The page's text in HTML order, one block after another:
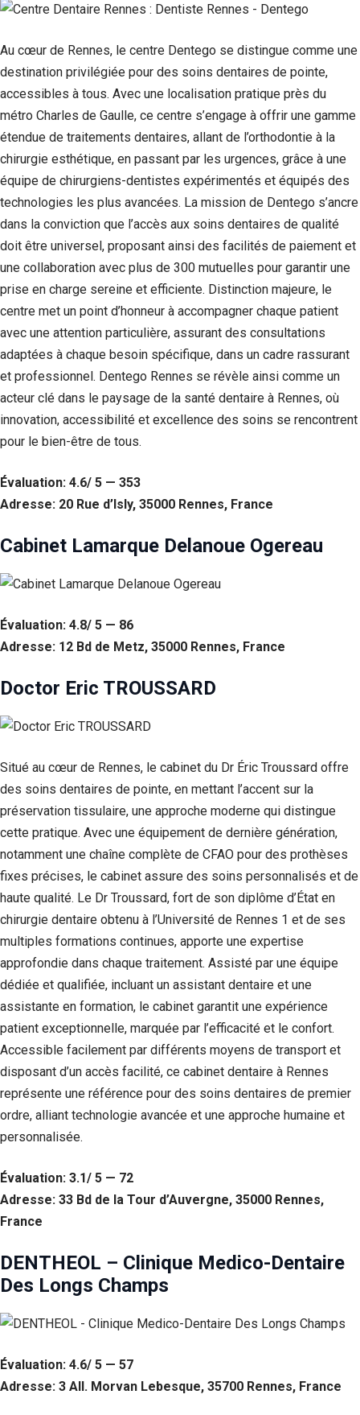
Au cœur de Rennes, le centre Dentego se distingue comme une
destination privilégiée pour des soins dentaires de pointe,
accessibles à tous. Avec une localisation pratique près du
métro Charles de Gaulle, ce centre s’engage à offrir une gamme
étendue de traitements dentaires, allant de l’orthodontie à la
chirurgie esthétique, en passant par les urgences, grâce à une
équipe de chirurgiens-dentistes expérimentés et équipés des
technologies les plus avancées. La mission de Dentego s’ancre
dans la conviction que l’accès aux soins dentaires de qualité
doit être universel, proposant ainsi des facilités de paiement et
une collaboration avec plus de 300 mutuelles pour garantir une
prise en charge sereine et efficiente. Distinction majeure, le
centre met un point d’honneur à accompagner chaque patient
avec une attention particulière, assurant des consultations
adaptées à chaque besoin spécifique, dans un cadre rassurant
et professionnel. Dentego Rennes se révèle ainsi comme un
acteur clé dans le paysage de la santé dentaire à Rennes, où
innovation, accessibilité et excellence des soins se rencontrent
pour le bien-être de tous.
Évaluation: 4.6/ 5 — 353
Adresse: 20 Rue d’Isly, 35000 Rennes, France
Cabinet Lamarque Delanoue Ogereau
Évaluation: 4.8/ 5 — 86
Adresse: 12 Bd de Metz, 35000 Rennes, France
Doctor Eric TROUSSARD
Situé au cœur de Rennes, le cabinet du Dr Éric Troussard offre
des soins dentaires de pointe, en mettant l’accent sur la
préservation tissulaire, une approche moderne qui distingue
cette pratique. Avec une équipement de dernière génération,
notamment une chaîne complète de CFAO pour des prothèses
fixes précises, le cabinet assure des soins personnalisés et de
haute qualité. Le Dr Troussard, fort de son diplôme d’État en
chirurgie dentaire obtenu à l’Université de Rennes 1 et de ses
multiples formations continues, apporte une expertise
approfondie dans chaque traitement. Assisté par une équipe
dédiée et qualifiée, incluant un assistant dentaire et une
assistante en formation, le cabinet garantit une expérience
patient exceptionnelle, marquée par l’efficacité et le confort.
Accessible facilement par différents moyens de transport et
disposant d’un accès facilité, ce cabinet dentaire à Rennes
représente une référence pour des soins dentaires de premier
ordre, alliant technologie avancée et une approche humaine et
personnalisée.
Évaluation: 3.1/ 5 — 72
Adresse: 33 Bd de la Tour d’Auvergne, 35000 Rennes,
France
DENTHEOL – Clinique Medico-Dentaire
Des Longs Champs
Évaluation: 4.6/ 5 — 57
Adresse: 3 All. Morvan Lebesque, 35700 Rennes, France
Nécessaire
Ces cookies ne
facultatifs. Ils
sont
fonctionnement
du site Web.
Afin que
nous
puissions
améliorer la
et la structure
en fonction
dont le site
Web est
Experience
Afin que notre
aussi bien que
Si vous
cookies,
fonctionnalités
disparaîtront
du site Web.
Marketing
En partageant
votre
comportement
lorsque vous
visitez notre
site, vous
augmentez les
voir du
contenu et des
personnalisés.